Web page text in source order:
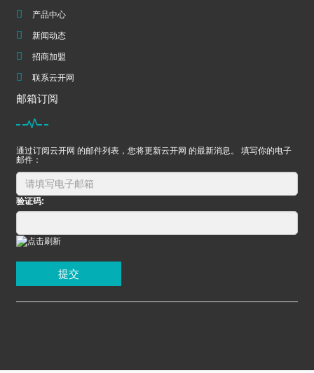
产品中心
新闻动态
招商加盟
联系云开网
邮箱订阅
通过订阅云开网 的邮件列表，您将更新云开网 的最新消息。 填写你的电子
邮件：
验证码:
提交